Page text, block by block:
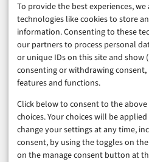
To provide the best experiences,
technologies like cookies to store
information. Consenting to these
our partners to process personal
or unique IDs on this site and show
consenting or withdrawing
features and functions.
Click below to consent to the
choices. Your choices will be
change your settings at any time,
consent, by using the toggles on
on the manage consent button at
Business & Karriere
Sicherheit & Recht
Digitalisierung
Marketing
Magazin
Unsere Redaktion
Werbeformate & Media Kit
Rechtliches